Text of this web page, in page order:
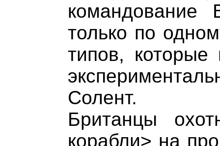
командование
только по
типов, которые
Солент.
Британцы
корабли> на